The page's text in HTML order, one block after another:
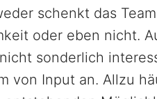
schenkt das
oder eben nicht.
sonderlich
von Input an. Allzu